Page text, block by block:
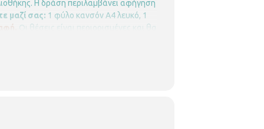
Η δράση περιλαμβάνει αφήγηση
μαζί σας: 1 φύλο κανσόν Α4 λευκό, 1
Οι θέσεις είναι περιορισμένες και θα